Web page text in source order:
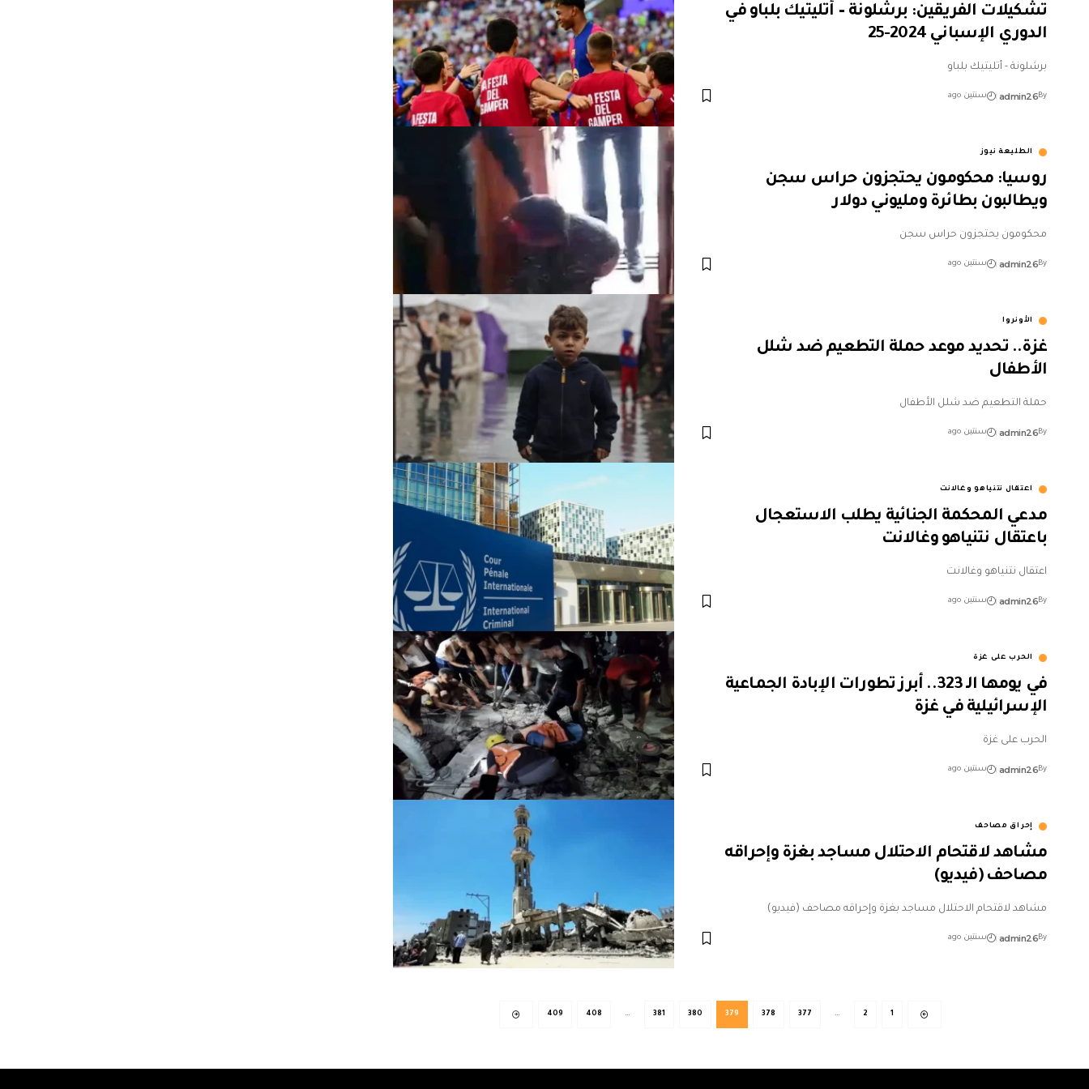
تشكيلات الفريقين: برشلونة – أتليتيك بلباو في
الدوري الإسباني 2024-25
برشلونة - أتليتيك بلباو
By
admin26 سنتين ago
الطليعة نيوز
روسيا: محكومون يحتجزون حراس سجن
ويطالبون بطائرة ومليوني دولار
محكومون يحتجزون حراس سجن
By
admin26 سنتين ago
الأونروا
غزة.. تحديد موعد حملة التطعيم ضد شلل
الأطفال
حملة التطعيم ضد شلل الأطفال
By
admin26 سنتين ago
اعتقال نتنياهو وغالانت
مدعي المحكمة الجنائية يطلب الاستعجال
باعتقال نتنياهو وغالانت
اعتقال نتنياهو وغالانت
By
admin26 سنتين ago
الحرب على غزة
في يومها الـ 323.. أبرز تطورات الإبادة الجماعية
الإسرائيلية في غزة
الحرب على غزة
By
admin26 سنتين ago
إحراق مصاحف
مشاهد لاقتحام الاحتلال مساجد بغزة وإحراقه
مصاحف (فيديو)
مشاهد لاقتحام الاحتلال مساجد بغزة وإحراقه مصاحف (فيديو)
By
admin26 سنتين ago
1
2
…
377
378
379
380
381
…
408
409